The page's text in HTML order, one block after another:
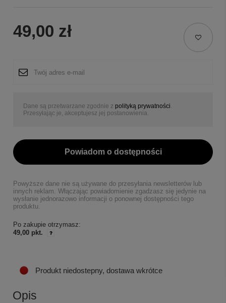
49,00 zł
Dane są przetwarzane zgodnie z polityką prywatności
Przesyłając je, akceptujesz jej postanowienia.
Powiadom o dostępności
Powyższe dane nie są używane do przesyłania newsletterów lub
innych reklam. Włączając powiadomienie zgadzasz się jedynie na
wysłanie jednorazowo informacji o ponownej dostępności tego
produktu.
Po zakupie otrzymasz:
49,00 pkt.
Produkt niedostepny, dostawa wkrótce
Opis